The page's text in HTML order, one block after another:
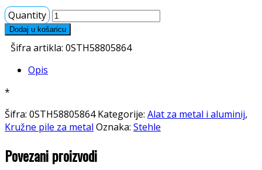
Quantity
Dodaj u košaricu
Šifra artikla: 0STH58805864
Opis
*
Šifra: 0STH58805864 Kategorije: Alat za metal i aluminij,
Kružne pile za metal Oznaka: Stehle
Povezani proizvodi